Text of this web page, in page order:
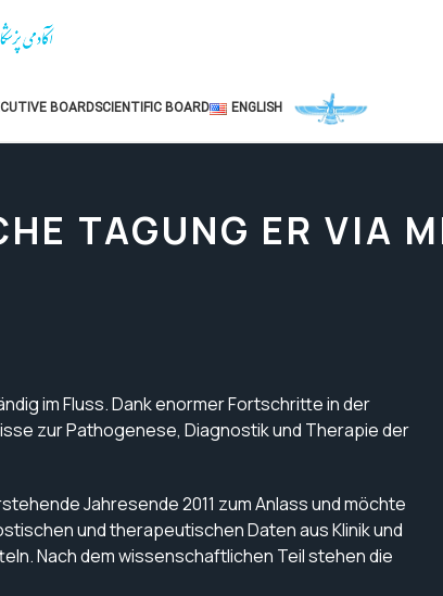
BOARDSCIENTIFIC BOARD ENGLISH
TAGUNG ER VIA
im Fluss. Dank enormer Fortschritte in der
zur Pathogenese, Diagnostik und Therapie der
Jahresende 2011 zum Anlass und möchte
und therapeutischen Daten aus Klinik und
Nach dem wissenschaftlichen Teil stehen die